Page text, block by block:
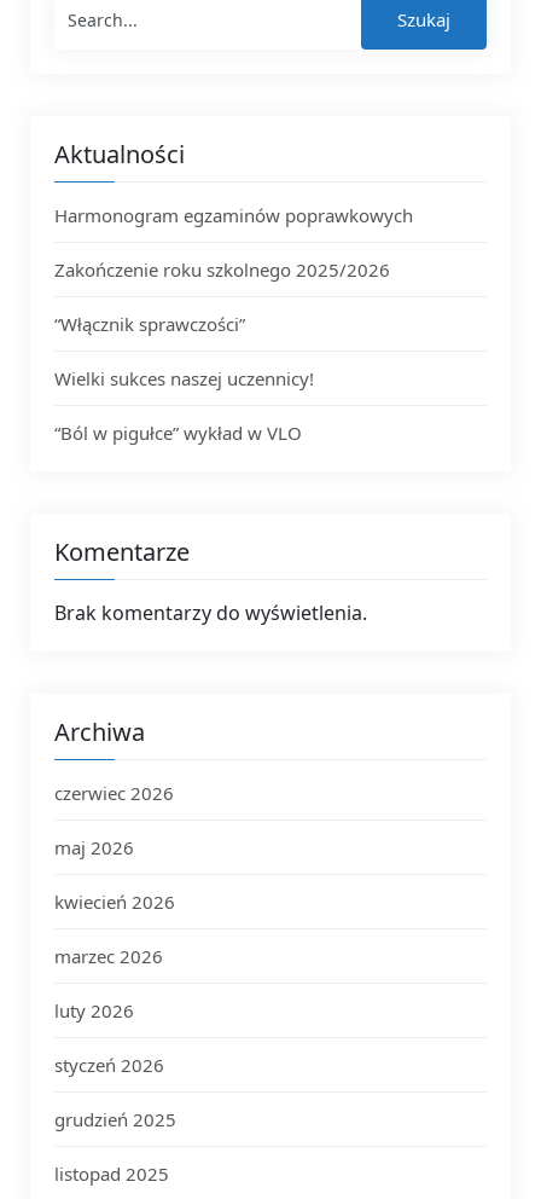
Szukaj
Aktualności
Harmonogram egzaminów poprawkowych
Zakończenie roku szkolnego 2025/2026
“Włącznik sprawczości”
Wielki sukces naszej uczennicy!
“Ból w pigułce” wykład w VLO
Komentarze
Brak komentarzy do wyświetlenia.
Archiwa
czerwiec 2026
maj 2026
kwiecień 2026
marzec 2026
luty 2026
styczeń 2026
grudzień 2025
listopad 2025